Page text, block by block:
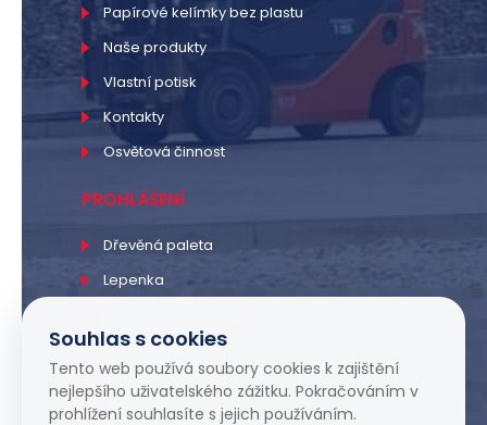
Souhlas s cookies
Tento web používá soubory cookies k zajištění
nejlepšího uživatelského zážitku. Pokračováním v
prohlížení souhlasíte s jejich používáním.
Papírové kelímky bez plastu
Naše produkty
Vlastní potisk
Kontakty
Osvětová činnost
PROHLÁŠENÍ
Dřevěná paleta
Lepenka
PE sáčky a fólie
PP sáčky a fólie
Smršťovací fólie